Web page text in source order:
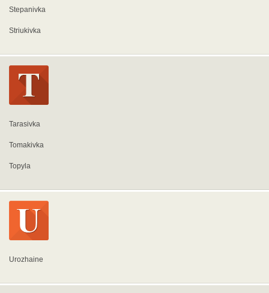
Stepanivka
Striukivka
Tarasivka
Tomakivka
Topyla
Urozhaine